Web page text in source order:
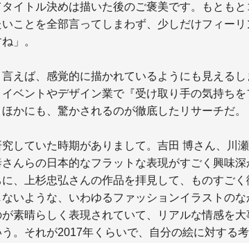
タイトル決めは描いた後のご褒美です。もとも
ことを全部言ってしまわず、少しだけフィー
」。
えば、感覚的に描かれているようにも見える
ベントやデザイン業で『受け取り手の気持ち
かにも、驚かされるのが徹底したリサーチだ。
究していた時期がありまして。吉田 博さん、川
んらの日本的なフラットな表現がすごく興味
、上杉忠弘さんの作品を拝見して、ものすご
いような、いわゆるファッションイラストの
素晴らしく表現されていて、リアルな情感を
。それが2017年くらいで、自分の絵に対する